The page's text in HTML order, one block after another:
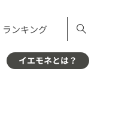
ランキング
イエモネとは？